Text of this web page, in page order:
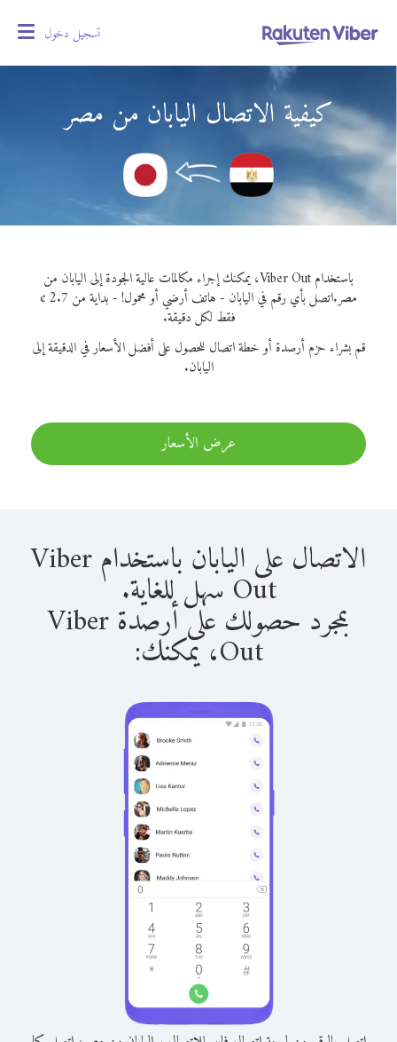
تسجيل دخول
كيفية الاتصال اليابان من مصر
باستخدام Viber Out، يمكنك إجراء مكالمات عالية الجودة إلى اليابان من
مصر.
اتصل بأي رقم في اليابان - هاتف أرضي أو محمول! - بداية من 2.7 ¢
فقط لكل دقيقة.
قم بشراء حزم أرصدة أو خطة اتصال للحصول على أفضل الأسعار في الدقيقة إلى
اليابان.
عرض الأسعار
الاتصال على اليابان باستخدام Viber
Out سهل للغاية.
بمجرد حصولك على أرصدة Viber
Out، يمكنك: